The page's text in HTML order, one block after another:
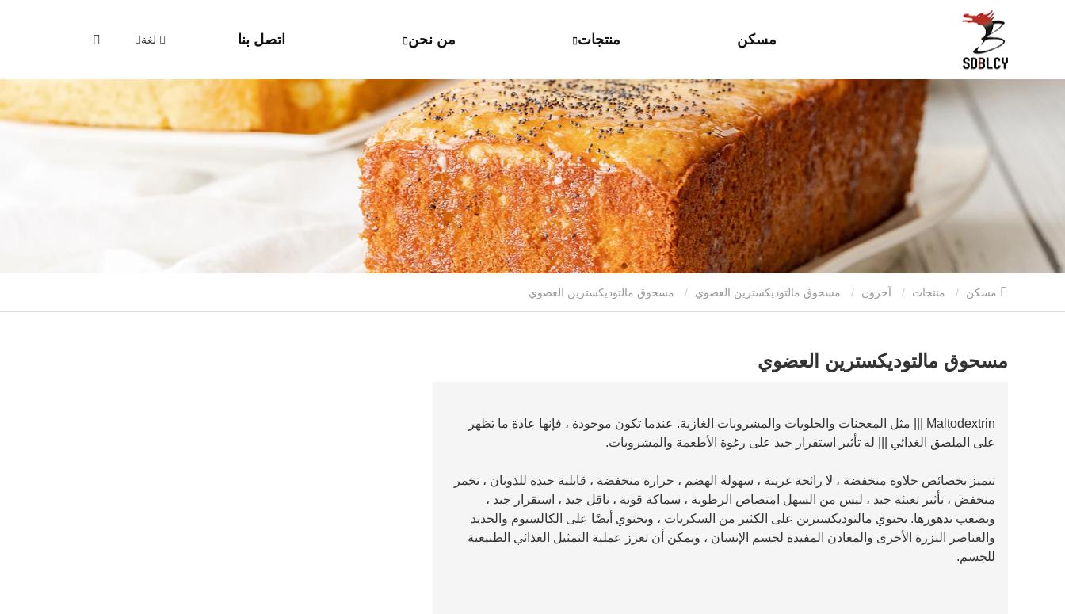
مسكن منتجات من نحن اتصل بنا لغة
منتجات آحرون مسحوق مالتوديكسترين العضوي
مسحوق مالتوديكسترين العضوي
Maltodextrin ||| مثل المعجنات والحلويات والمشروبات الغازية. عندما تكون موجودة ، فإنها عادة ما تظهر
على الملصق الغذائي ||| له تأثير استقرار جيد على رغوة الأطعمة والمشروبات.
تتميز بخصائص حلاوة منخفضة ، لا رائحة غريبة ، سهولة الهضم ، حرارة منخفضة ، قابلية جيدة للذوبان ، تخمر
منخفض ، تأثير تعبئة جيد ، ليس من السهل امتصاص الرطوبة ، سماكة قوية ، ناقل جيد ، استقرار جيد ،
ويصعب تدهورها. يحتوي مالتوديكسترين على الكثير من السكريات ، ويحتوي أيضًا على الكالسيوم والحديد
والعناصر النزرة الأخرى والمعادن المفيدة لجسم الإنسان ، ويمكن أن تعزز عملية التمثيل الغذائي الطبيعية
للجسم.